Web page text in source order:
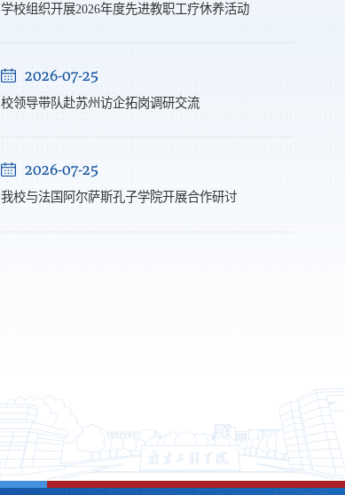
学校组织开展2026年度先进教职工疗休养活动
2026-07-25
校领导带队赴苏州访企拓岗调研交流
2026-07-25
我校与法国阿尔萨斯孔子学院开展合作研讨